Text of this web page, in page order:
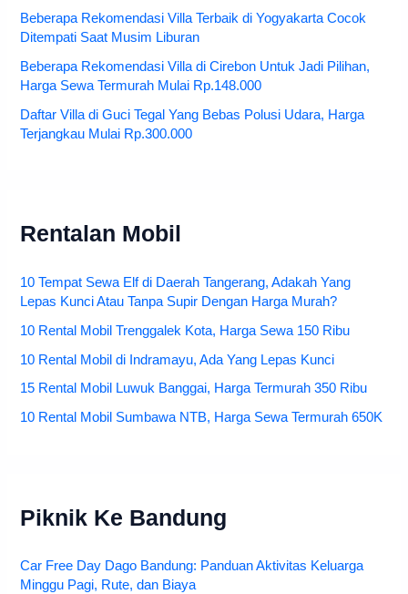
Beberapa Rekomendasi Villa Terbaik di Yogyakarta Cocok
Ditempati Saat Musim Liburan
Beberapa Rekomendasi Villa di Cirebon Untuk Jadi Pilihan,
Harga Sewa Termurah Mulai Rp.148.000
Daftar Villa di Guci Tegal Yang Bebas Polusi Udara, Harga
Terjangkau Mulai Rp.300.000
Rentalan Mobil
10 Tempat Sewa Elf di Daerah Tangerang, Adakah Yang
Lepas Kunci Atau Tanpa Supir Dengan Harga Murah?
10 Rental Mobil Trenggalek Kota, Harga Sewa 150 Ribu
10 Rental Mobil di Indramayu, Ada Yang Lepas Kunci
15 Rental Mobil Luwuk Banggai, Harga Termurah 350 Ribu
10 Rental Mobil Sumbawa NTB, Harga Sewa Termurah 650K
Piknik Ke Bandung
Car Free Day Dago Bandung: Panduan Aktivitas Keluarga
Minggu Pagi, Rute, dan Biaya